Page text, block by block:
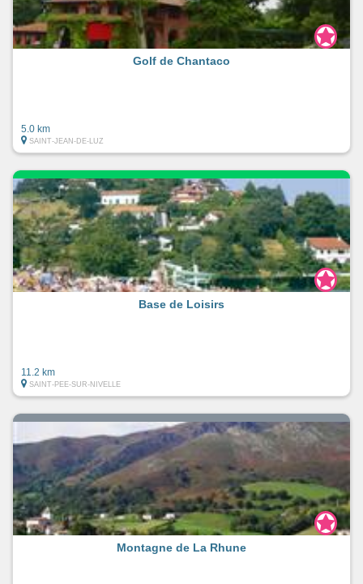
Golf de Chantaco
5.0 km
SAINT-JEAN-DE-LUZ
Base de Loisirs
11.2 km
SAINT-PEE-SUR-NIVELLE
Montagne de La Rhune